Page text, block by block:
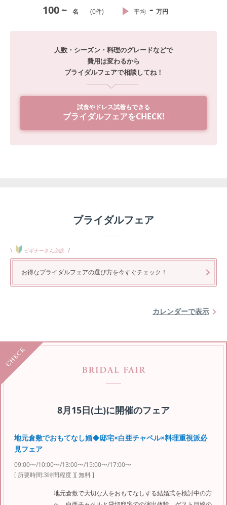
100~ 名 (0件) 平均 - 万円
人数・シーズン・料理のグレードなどで
費用は変わるから
ブライダルフェアで相談してね！
試食やドレス試着もできる
ブライダルフェアをCHECK!
ブライダルフェア
\ ビギナーさん必読 /
お得なブライダルフェアの選び方を今すぐチェック！
カレンダーで表示
8月15日(土)に開催のフェア
地元倉敷でおもてなし婚◆邸宅×白亜チャペル×料理重視派必
見フェア
09:00〜/10:00〜/13:00〜/15:00〜/17:00〜
[ 所要時間:3時間程度][ 無料 ]
地元倉敷で大切な人をおもてなしする結婚式を検討中の方